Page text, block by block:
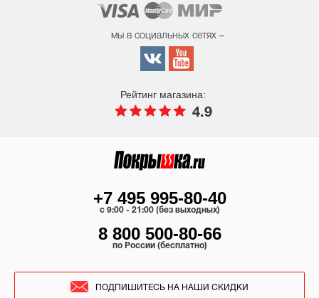
мы в социальных сетях –
Рейтинг магазина:
4.9
+7 495 995-80-40
c 9:00 - 21:00 (без выходных)
8 800 500-80-66
по России (бесплатно)
ПОДПИШИТЕСЬ НА НАШИ СКИДКИ